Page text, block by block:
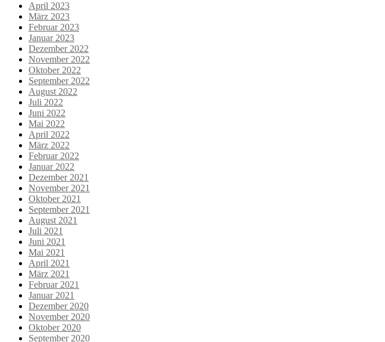
April 2023
März 2023
Februar 2023
Januar 2023
Dezember 2022
November 2022
Oktober 2022
September 2022
August 2022
Juli 2022
Juni 2022
Mai 2022
April 2022
März 2022
Februar 2022
Januar 2022
Dezember 2021
November 2021
Oktober 2021
September 2021
August 2021
Juli 2021
Juni 2021
Mai 2021
April 2021
März 2021
Februar 2021
Januar 2021
Dezember 2020
November 2020
Oktober 2020
September 2020